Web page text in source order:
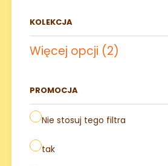
KOLEKCJA
Kolekcja
Więcej opcji (2)
PROMOCJA
Nie stosuj tego filtra
tak